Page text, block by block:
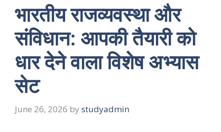
भारतीय राजव्यवस्था और
संविधान: आपकी तैयारी को
धार देने वाला विशेष अभ्यास
सेट
June 26, 2026 by studyadmin